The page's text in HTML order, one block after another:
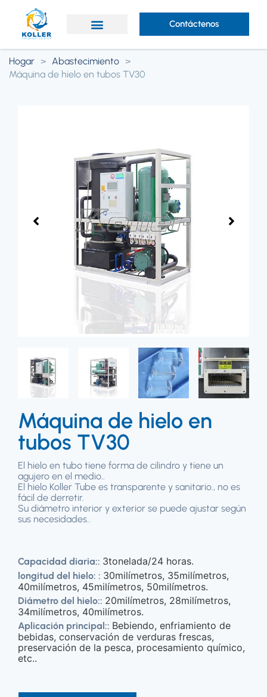
Contáctenos
Hogar > Abastecimiento >
Máquina de hielo en tubos TV30
Máquina de hielo en
tubos TV30
El hielo en tubo tiene forma de cilindro y tiene un
agujero en el medio..
El hielo Koller Tube es transparente y sanitario., no es
fácil de derretir.
Su diámetro interior y exterior se puede ajustar según
sus necesidades..
Capacidad diaria:: 3tonelada/24 horas.
longitud del hielo: : 30milímetros, 35milímetros,
40milímetros, 45milímetros, 50milímetros.
Diámetro del hielo:: 20milímetros, 28milímetros,
34milímetros, 40milímetros.
Aplicación principal:: Bebiendo, enfriamiento de
bebidas, conservación de verduras frescas,
preservación de la pesca, procesamiento químico,
etc..